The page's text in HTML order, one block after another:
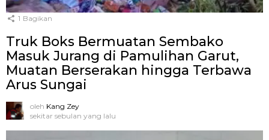
1 Bagikan
Truk Boks Bermuatan Sembako
Masuk Jurang di Pamulihan Garut,
Muatan Berserakan hingga Terbawa
Arus Sungai
oleh Kang Zey
sekitar sebulan yang lalu